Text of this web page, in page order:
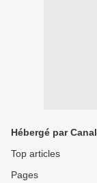
Hébergé par
Top articles
Pages